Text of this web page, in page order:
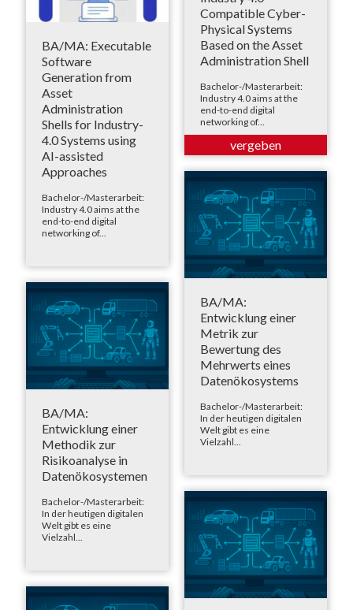
Compatible Cyber-
Physical Systems
Based on the Asset
Administration Shell
Bachelor-/Masterarbeit:
Industry 4.0 aims at the
end-to-end digital
networking of...
BA/MA: Executable
Software
Generation from
Asset
Administration
Shells for Industry-
4.0 Systems using
AI-assisted
Approaches
Bachelor-/Masterarbeit:
Industry 4.0 aims at the
end-to-end digital
networking of...
BA/MA:
Entwicklung einer
Metrik zur
Bewertung des
Mehrwerts eines
Datenökosystems
Bachelor-/Masterarbeit:
In der heutigen digitalen
Welt gibt es eine
Vielzahl...
BA/MA:
Entwicklung einer
Methodik zur
Risikoanalyse in
Datenökosystemen
Bachelor-/Masterarbeit:
In der heutigen digitalen
Welt gibt es eine
Vielzahl...